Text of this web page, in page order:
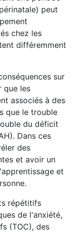
peut
chez les
différemment
sur
que les
associés à des
que le trouble
du déficit
Dans ces
des
et avoir un
et
répétitifs
de l'anxiété,
(TOC), des